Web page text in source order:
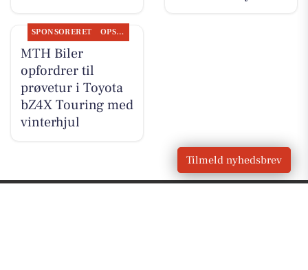
SPONSORERET OPSLAGSTAVLEN
MTH Biler
opfordrer til
prøvetur i Toyota
bZ4X Touring med
vinterhjul
Tilmeld nyhedsbrev